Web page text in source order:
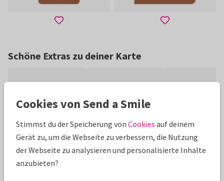
Schöne Extras zu deiner Karte
Cookies von Send a Smile
Stimmst du der Speicherung von Cookies auf deinem
Gerät zu, um die Webseite zu verbessern, die Nutzung
der Webseite zu analysieren und personalisierte Inhalte
anzubieten?